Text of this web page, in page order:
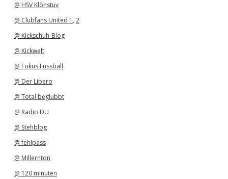
@ HSV Klönstuv
@ Clubfans United 1 , 2
@ Kickschuh-Blog
@ Kickwelt
@ Fokus Fussball
@ Der Libero
@ Total beglubbt
@ Radio DU
@ Stehblog
@ fehlpass
@ Millernton
@ 120 minuten